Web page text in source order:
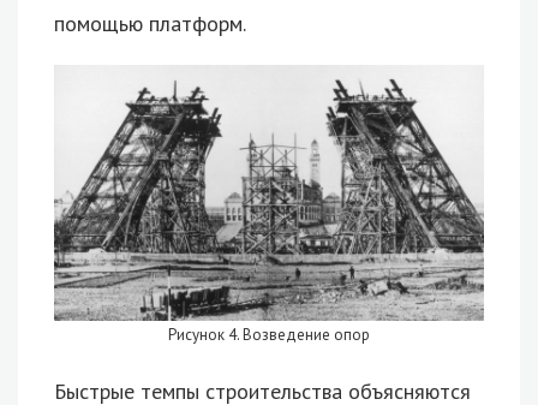
помощью платформ.
Рисунок 4. Возведение опор
Быстрые темпы строительства объясняются